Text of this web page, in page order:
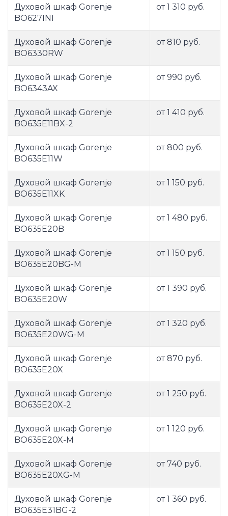
Духовой шкаф Gorenje
BO627INI
от 1 310 руб.
Духовой шкаф Gorenje
BO6330RW
от 810 руб.
Духовой шкаф Gorenje
BO6343AX
от 990 руб.
Духовой шкаф Gorenje
BO635E11BX-2
от 1 410 руб.
Духовой шкаф Gorenje
BO635E11W
от 800 руб.
Духовой шкаф Gorenje
BO635E11XK
от 1 150 руб.
Духовой шкаф Gorenje
BO635E20B
от 1 480 руб.
Духовой шкаф Gorenje
BO635E20BG-M
от 1 150 руб.
Духовой шкаф Gorenje
BO635E20W
от 1 390 руб.
Духовой шкаф Gorenje
BO635E20WG-M
от 1 320 руб.
Духовой шкаф Gorenje
BO635E20X
от 870 руб.
Духовой шкаф Gorenje
BO635E20X-2
от 1 250 руб.
Духовой шкаф Gorenje
BO635E20X-M
от 1 120 руб.
Духовой шкаф Gorenje
BO635E20XG-M
от 740 руб.
Духовой шкаф Gorenje
BO635E31BG-2
от 1 360 руб.